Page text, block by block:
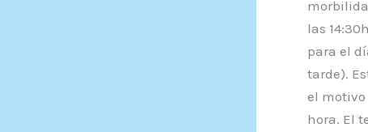
las
para el
tarde).
el motivo
hora. El